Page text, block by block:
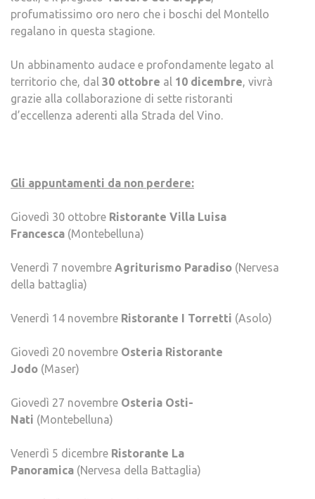
profumatissimo oro nero che i boschi del Montello
regalano in questa stagione.
Un abbinamento audace e profondamente legato al
territorio che, dal 30 ottobre al 10 dicembre, vivrà
grazie alla collaborazione di sette ristoranti
d’eccellenza aderenti alla Strada del Vino.
Gli appuntamenti da non perdere:
Giovedì 30 ottobre Ristorante Villa Luisa
Francesca (Montebelluna)
Venerdì 7 novembre Agriturismo Paradiso (Nervesa
della battaglia)
Venerdì 14 novembre Ristorante I Torretti (Asolo)
Giovedì 20 novembre Osteria Ristorante
Jodo (Maser)
Giovedì 27 novembre Osteria Osti-
Nati (Montebelluna)
Venerdì 5 dicembre Ristorante La
Panoramica (Nervesa della Battaglia)